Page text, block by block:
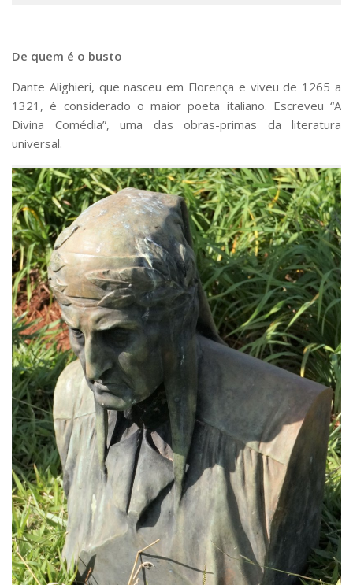
De quem é o busto
Dante Alighieri, que nasceu em Florença e viveu de 1265 a
1321, é considerado o maior poeta italiano. Escreveu “A
Divina Comédia”, uma das obras-primas da literatura
universal.